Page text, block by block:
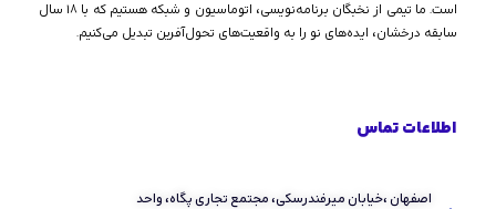
است. ما تیمی از نخبگان برنامه‌نویسی، اتوماسیون و شبکه هستیم که با ۱۸ سال
سابقه درخشان، ایده‌های نو را به واقعیت‌های تحول‌آفرین تبدیل می‌کنیم.
اطلاعات تماس
اصفهان ،خیابان میرفندرسکی، مجتمع تجاری پگاه، واحد